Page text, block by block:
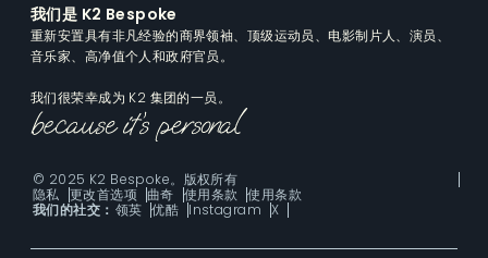
我们是 K2 Bespoke
重新安置具有非凡经验的商界领袖、顶级运动员、电影制片人、演员、
音乐家、高净值个人和政府官员。
我们很荣幸成为 K2 集团的一员。
© 2025 K2 Bespoke。版权所有
隐私 更改首选项 曲奇 使用条款
使用条款
我们的社交： 领英 优酷 Instagram X